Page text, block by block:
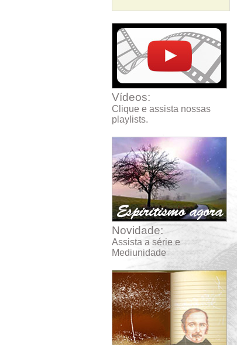
Vídeos:
Clique e assista nossas
playlists.
Novidade:
Assista a série e
Mediunidade